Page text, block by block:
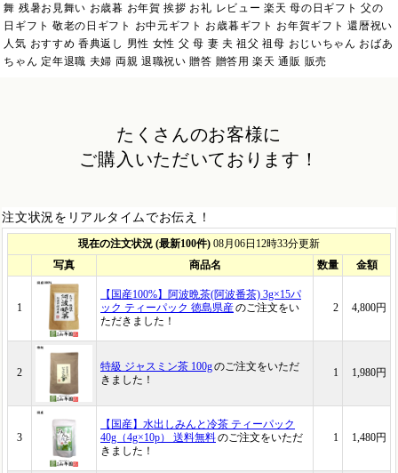
舞 残暑お見舞い お歳暮 お年賀 挨拶 お礼 レビュー 楽天 母の日ギフト 父の
日ギフト 敬老の日ギフト お中元ギフト お歳暮ギフト お年賀ギフト 還暦祝い
人気 おすすめ 香典返し 男性 女性 父 母 妻 夫 祖父 祖母 おじいちゃん おばあ
ちゃん 定年退職 夫婦 両親 退職祝い 贈答 贈答用 楽天 通販 販売
たくさんのお客様に
ご購入いただいております！
注文状況をリアルタイムでお伝え！